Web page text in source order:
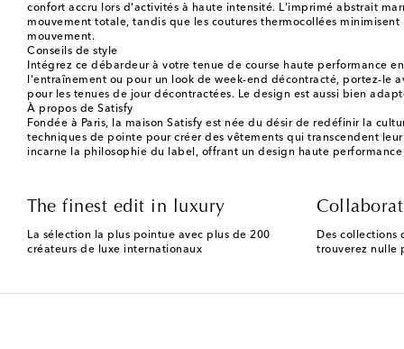
confort accru lors d'activités à haute intensité. L'imprimé abstrait
mouvement totale, tandis que les coutures thermocollées
mouvement.
Conseils de style
Intégrez ce débardeur à votre tenue de course haute performance
l'entraînement ou pour un look de week-end décontracté, portez-le
pour les tenues de jour décontractées. Le design est aussi bien
À propos de Satisfy
Fondée à Paris, la maison Satisfy est née du désir de redéfinir la
techniques de pointe pour créer des vêtements qui transcendent
incarne la philosophie du label, offrant un design haute
The finest edit in luxury
La sélection la plus pointue avec plus de 200
créateurs de luxe internationaux
Des collections
trouverez nulle